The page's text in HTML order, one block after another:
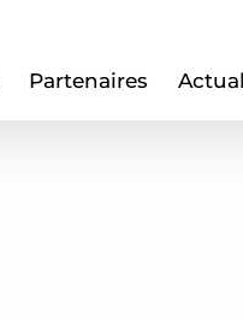
Partenaires